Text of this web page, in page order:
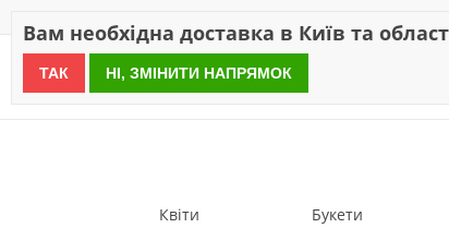
since 1999
Квіти Букети
Вам необхідна доставка в Київ та
ТАК НІ, ЗМІНИТИ НАПРЯМОК